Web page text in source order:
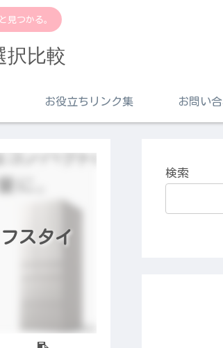
見つかる。
択比較
お役立ちリンク集 お問い
スタイ
検索